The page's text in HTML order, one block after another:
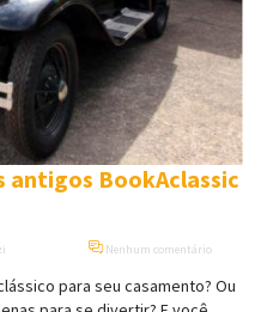
antigos BookAclassic
Nenhum comentário
para seu casamento? Ou